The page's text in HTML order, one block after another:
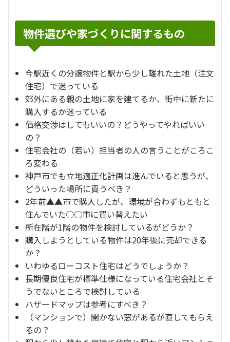
物件選びや家づくりに関するもの
今駅近くの分譲物件と駅から少し離れた土地（注文
住宅）で迷っている
郊外にある親の土地に家を建てるか、街中に新たに
購入するか迷っている
価格交渉はしてもいいの？どうやってやればいい
の？
住宅会社の（若い）担当者の人の言うことがころこ
ろ変わる
神戸市でも立地適正化計画は進んでいると思うが、
どういった場所に買うべき？
2年前▲▲市で購入したが、環境が合わずもともと
住んでいた○○市に買い替えたい
所在階が1階の物件を検討しているがどうか？
購入しようとしている物件は20年後に売却できる
か？
いわゆるローコスト住宅はどうでしょうか？
長期優良住宅が標準仕様になっている住宅会社とそ
うでないところで検討している
ハザードマップは参考にすべき？
（マンションで）開かない窓があるが直してもらえ
るの？